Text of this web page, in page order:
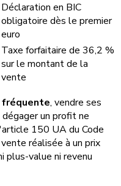
Déclaration en BIC
obligatoire dès le premier
euro
Taxe forfaitaire de 36,2 %
sur le montant de la
vente
, vendre ses
un profit ne
150 UA du Code
réalisée à un prix
plus-value ni revenu